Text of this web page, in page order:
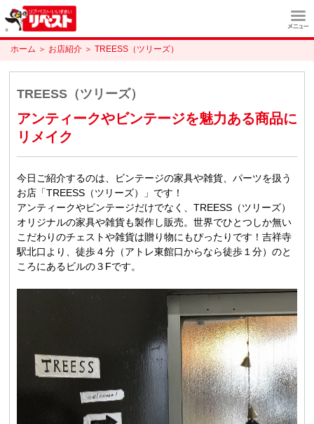
ホーム ＞ お店紹介 ＞ TREESS（ツリーズ）
TREESS（ツリーズ）
アンティークやビンテージを魅力ある商品に
リメイク
今日ご紹介するのは、ビンテージの家具や雑貨、パーツを扱う
お店「TREESS（ツリーズ）」です！
アンティークやビンテージだけでなく、TREESS（ツリーズ）
オリジナルの家具や雑貨も製作し販売。世界でひとつしか無い
こだわりのチェストや雑貨は贈り物にもぴったりです！吉祥寺
駅北口より、徒歩４分（アトレ東館口からなら徒歩１分）のと
ころにあるビルの３Fです。